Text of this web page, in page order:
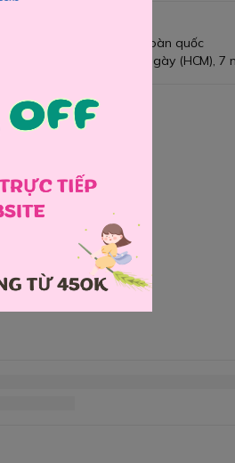
Giao hàng toàn quốc
Đổi hàng 3 ngày (HCM), 7
Chia sẻ